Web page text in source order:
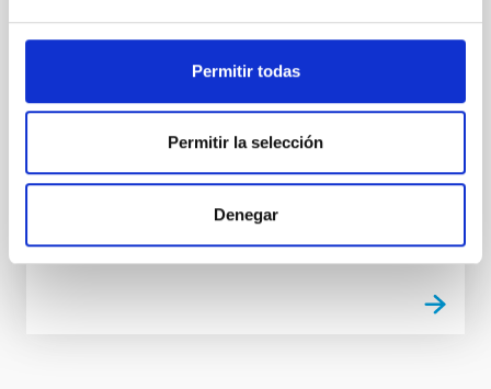
Permitir todas
Permitir la selección
Denegar
Becas de Doctorado
El objeto es la adhesión de la Fundación CajaCanarias
al convenio de colaboración de fecha 23 de enero de
el desarrollo del “Programa Internacional